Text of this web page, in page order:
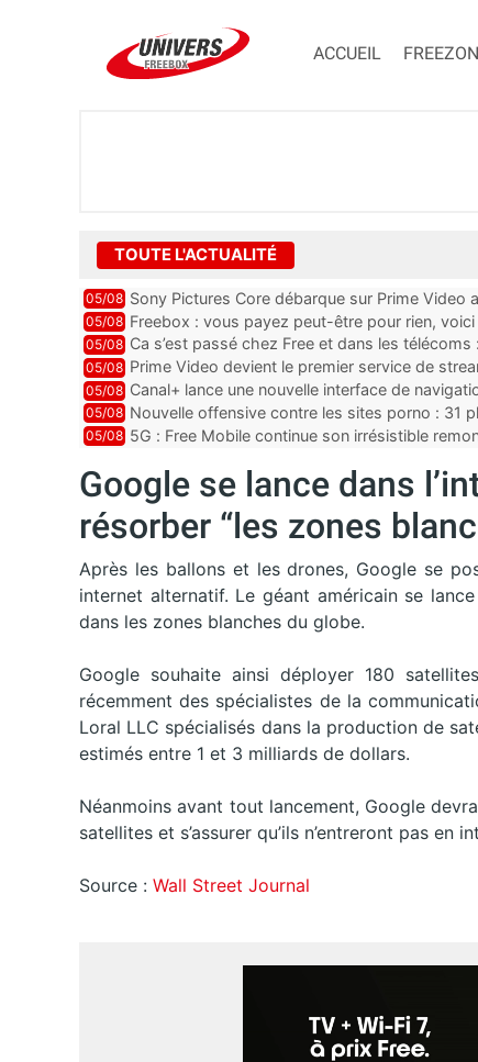
ACCUEIL
TOUTE L'ACTUALITÉ
05/08 Sony Pictures Core débarque sur Prime
05/08 Freebox : vous payez peut-être pour rien,
abonnements TV oubliés
05/08 Ca s’est passé chez Free et dans les
pointe le bout de...
05/08 Prime Video devient le premier service de
ce lancement
05/08 Canal+ lance une nouvelle interface de
05/08 Nouvelle offensive contre les sites porno : 31
par Orange, Free, SF...
05/08 5G : Free Mobile continue son irrésistible
Google se lance dans
résorber “les zones
Après les ballons et les drones, Google se
internet alternatif. Le géant américain se
dans les zones blanches du globe.
Google souhaite ainsi déployer 180
récemment des spécialistes de la
Loral LLC spécialisés dans la production de
estimés entre 1 et 3 milliards de dollars.
Néanmoins avant tout lancement, Google
satellites et s’assurer qu’ils n’entreront pas en
Source : Wall Street Journal